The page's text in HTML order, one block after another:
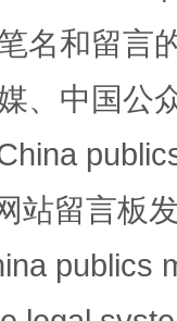
名和留言
、中国公
站留言板
publics